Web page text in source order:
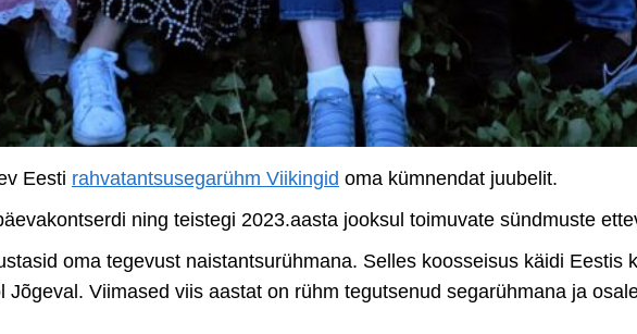
Eesti rahvatantsusegarühm Viikingid oma kümnendat juubelit.
ning teistegi 2023.aasta jooksul toimuvate sündmuste
oma tegevust naistantsurühmana. Selles koosseisus käidi Eestis
Viimased viis aastat on rühm tegutsenud segarühmana ja